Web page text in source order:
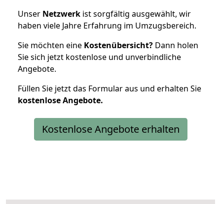
Unser Netzwerk ist sorgfältig ausgewählt, wir
haben viele Jahre Erfahrung im Umzugsbereich.
Sie möchten eine Kostenübersicht? Dann holen
Sie sich jetzt kostenlose und unverbindliche
Angebote.
Füllen Sie jetzt das Formular aus und erhalten Sie
kostenloseAngebote.
Kostenlose Angebote erhalten